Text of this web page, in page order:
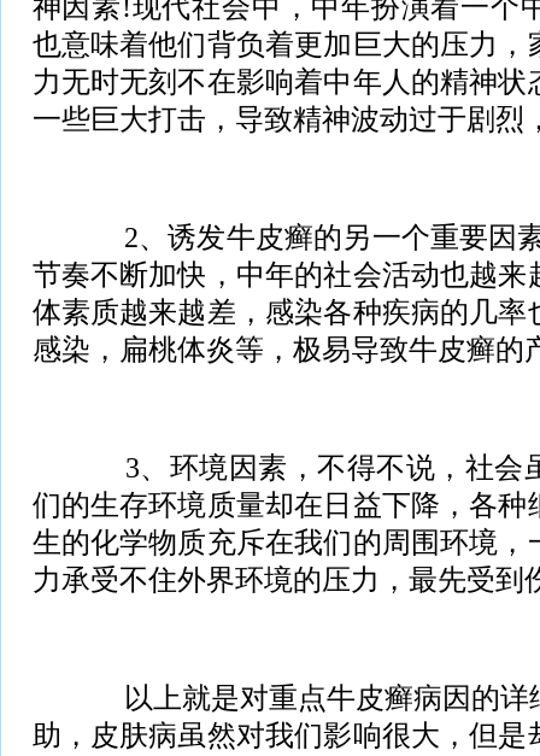
神因素!现代社会中，中年扮演着一个
也意味着他们背负着更加巨大的压力
力无时无刻不在影响着中年人的精神
一些巨大打击，导致精神波动过于剧烈
2、诱发牛皮癣的另一个重要因
节奏不断加快，中年的社会活动也越
体素质越来越差，感染各种疾病的几
感染，扁桃体炎等，极易导致牛皮癣的
3、环境因素，不得不说，社会
们的生存环境质量却在日益下降，各
生的化学物质充斥在我们的周围环境
力承受不住外界环境的压力，最先受到
以上就是对重点牛皮癣病因的详
助，皮肤病虽然对我们影响很大，但